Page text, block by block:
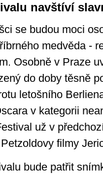
navštíví
se budou moci
medvěda -
Osobně v Praze
do doby těsně
letošního
v kategorii
už v
filmy
bude patřit